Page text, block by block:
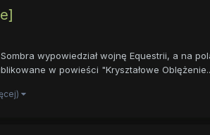
wypowiedział wojnę Equestrii, a na
w powieści "Kryształowe